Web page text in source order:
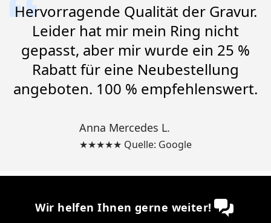
Hervorragende Qualität der Gravur.
Leider hat mir mein Ring nicht
gepasst, aber mir wurde ein 25 %
Rabatt für eine Neubestellung
angeboten. 100 % empfehlenswert.
Anna Mercedes L.
★★★★★ Quelle: Google
Wir helfen Ihnen gerne weiter!